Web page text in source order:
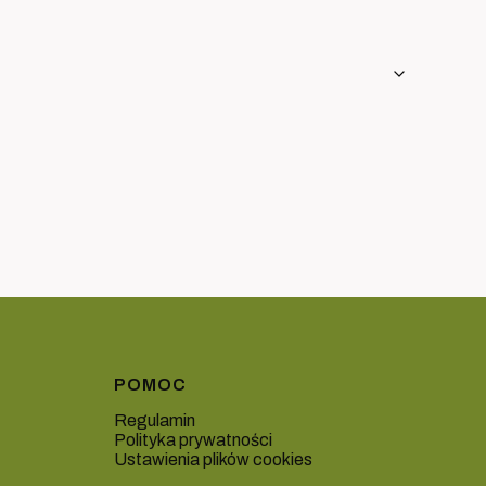
POMOC
Regulamin
Polityka prywatności
Ustawienia plików cookies